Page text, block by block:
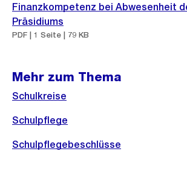
Finanzkompetenz bei Abwesenheit
Präsidiums
PDF | 1 Seite | 79 KB
Mehr zum Thema
Schulkreise
Schulpflege
Schulpflegebeschlüsse